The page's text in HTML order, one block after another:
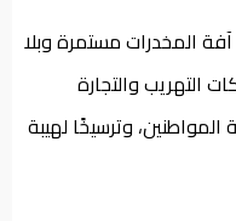
المخدرات مستمرة وبلا
التهريب والتجارة
وترسيخًا لهيبة